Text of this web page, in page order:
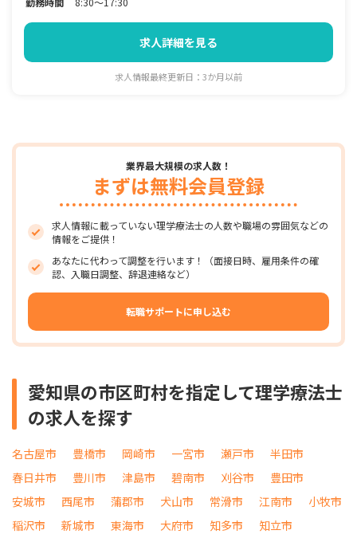
求人詳細を見る
求人情報最終更新日：3か月以前
業界最大規模の求人数！
まずは無料会員登録
求人情報に載っていない理学療法士の人数や職場の雰囲気などの
情報をご提供！
あなたに代わって調整を行います！（面接日時、雇用条件の確
認、入職日調整、辞退連絡など）
転職サポートに申し込む
愛知県の市区町村を指定して理学療法士
の求人を探す
名古屋市 豊橋市 岡崎市 一宮市 瀬戸市
半田市
春日井市
豊川市 津島市 碧南市 刈谷市
豊田市
安城市
西尾市 蒲郡市 犬山市 常滑市 江南市
小牧市
稲沢市
新城市 東海市 大府市 知多市
知立市